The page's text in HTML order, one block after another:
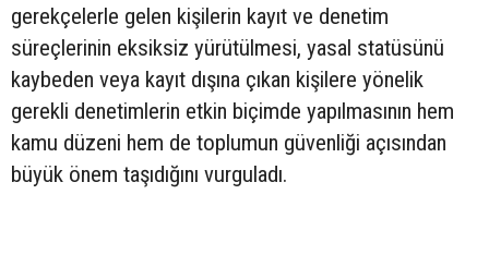
gerekçelerle gelen kişilerin kayıt ve denetim
süreçlerinin eksiksiz yürütülmesi, yasal statüsünü
kaybeden veya kayıt dışına çıkan kişilere yönelik
gerekli denetimlerin etkin biçimde yapılmasının hem
kamu düzeni hem de toplumun güvenliği açısından
büyük önem taşıdığını vurguladı.